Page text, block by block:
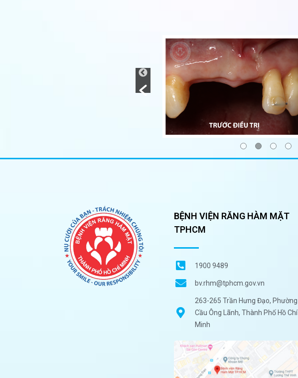
BỆNH VIỆN RĂNG HÀM MẶT
TPHCM
1900 9489
bv.rhm@tphcm.gov.vn
263-265 Trần Hưng Đạo, Phường
Cầu Ông Lãnh, Thành Phố Hồ Chí
Minh